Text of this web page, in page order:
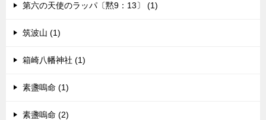
第六の天使のラッパ〔黙9：13〕 (1)
筑波山 (1)
箱崎八幡神社 (1)
素盞嗚命 (1)
素盞嗚命 (2)